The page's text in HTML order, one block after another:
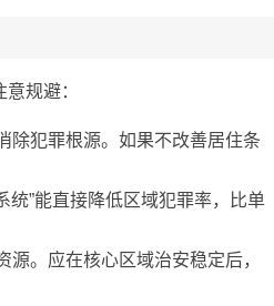
规避：
除犯罪根源。如果不改善居住条
统”能直接降低区域犯罪率，比单
。应在核心区域治安稳定后，